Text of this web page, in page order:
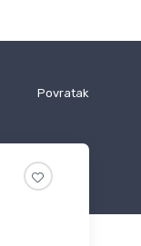
Povratak